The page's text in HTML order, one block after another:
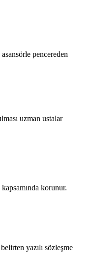
pencereden
uzman ustalar
kapsamında korunur.
yazılı sözleşme